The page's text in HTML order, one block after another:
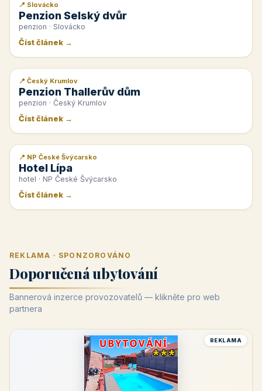
📰 PR článek
📍 Slovácko
Penzion Selský dvůr
penzion · Slovácko
Číst článek →
📰 PR článek
📍 Český Krumlov
Penzion Thallerův dům
penzion · Český Krumlov
Číst článek →
📰 PR článek
📍 NP České Švýcarsko
Hotel Lípa
hotel · NP České Švýcarsko
Číst článek →
REKLAMA · SPONZOROVÁNO
Doporučená ubytování
Bannerová inzerce provozovatelů — klikněte pro web
partnera
REKLAMA